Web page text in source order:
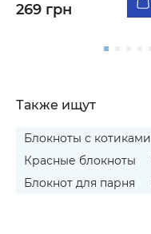
269 грн
Также ищут
Блокноты с котиками
Красные блокноты
Блокнот для парня